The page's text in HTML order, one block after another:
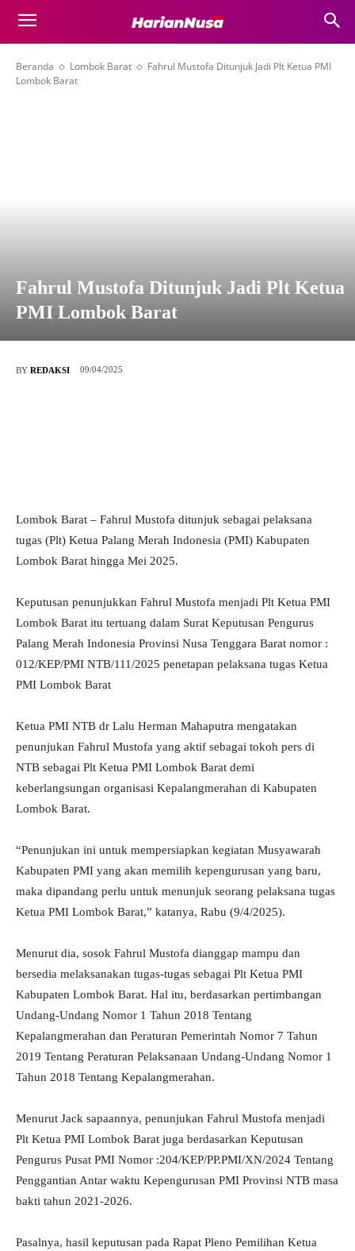
Beranda Lombok Barat
Fahrul Mustofa Ditunjuk Jadi Plt Ketua PMI
Lombok Barat
Fahrul Mustofa Ditunjuk Jadi Plt Ketua
PMI Lombok Barat
BY REDAKSI 09/04/2025
Lombok Barat – Fahrul Mustofa ditunjuk sebagai pelaksana
tugas (Plt) Ketua Palang Merah Indonesia (PMI) Kabupaten
Lombok Barat hingga Mei 2025.
Keputusan penunjukkan Fahrul Mustofa menjadi Plt Ketua PMI
Lombok Barat itu tertuang dalam Surat Keputusan Pengurus
Palang Merah Indonesia Provinsi Nusa Tenggara Barat nomor :
012/KEP/PMI NTB/111/2025 penetapan pelaksana tugas Ketua
PMI Lombok Barat
Ketua PMI NTB dr Lalu Herman Mahaputra mengatakan
penunjukan Fahrul Mustofa yang aktif sebagai tokoh pers di
NTB sebagai Plt Ketua PMI Lombok Barat demi
keberlangsungan organisasi Kepalangmerahan di Kabupaten
Lombok Barat.
“Penunjukan ini untuk mempersiapkan kegiatan Musyawarah
Kabupaten PMI yang akan memilih kepengurusan yang baru,
maka dipandang perlu untuk menunjuk seorang pelaksana tugas
Ketua PMI Lombok Barat,” katanya, Rabu (9/4/2025).
Menurut dia, sosok Fahrul Mustofa dianggap mampu dan
bersedia melaksanakan tugas-tugas sebagai Plt Ketua PMI
Kabupaten Lombok Barat. Hal itu, berdasarkan pertimbangan
Undang-Undang Nomor 1 Tahun 2018 Tentang
Kepalangmerahan dan Peraturan Pemerintah Nomor 7 Tahun
2019 Tentang Peraturan Pelaksanaan Undang-Undang Nomor 1
Tahun 2018 Tentang Kepalangmerahan.
Menurut Jack sapaannya, penunjukan Fahrul Mustofa menjadi
Plt Ketua PMI Lombok Barat juga berdasarkan Keputusan
Pengurus Pusat PMI Nomor :204/KEP/PP.PMI/XN/2024 Tentang
Penggantian Antar waktu Kepengurusan PMI Provinsi NTB masa
bakti tahun 2021-2026.
Pasalnya, hasil keputusan pada Rapat Pleno Pemilihan Ketua